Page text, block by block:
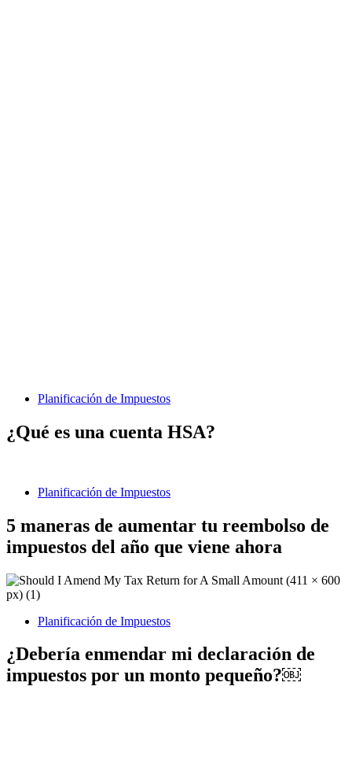
Planificación de Impuestos
¿Qué es una cuenta HSA?
Planificación de Impuestos
5 maneras de aumentar tu reembolso de
impuestos del año que viene ahora
Planificación de Impuestos
¿Debería enmendar mi declaración de
impuestos por un monto pequeño?￼